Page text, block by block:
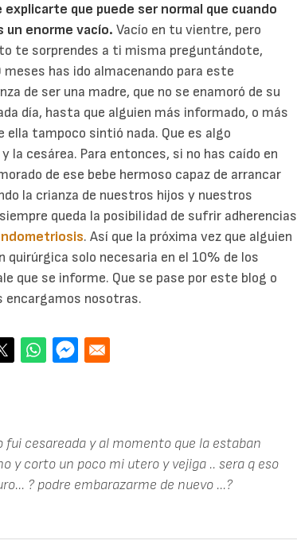
que puede ser normal que cuando
un enorme vacío. Vacío en tu vientre, pero
te sorprendes a ti misma preguntándote,
has ido almacenando para este
de ser una madre, que no se enamoró de su
día, hasta que alguien más informado, o más
tampoco sintió nada. Que es algo
la cesárea. Para entonces, si no has caído en
de ese bebe hermoso capaz de arrancar
la crianza de nuestros hijos y nuestros
queda la posibilidad de sufrir adherencias
. Así que la próxima vez que alguien
quirúrgica solo necesaria en el 10% de los
que se informe. Que se pase por este blog o
encargamos nosotras.
fui cesareada y al momento que la estaban
y corto un poco mi utero y vejiga .. sera q eso
? podre embarazarme de nuevo ...?